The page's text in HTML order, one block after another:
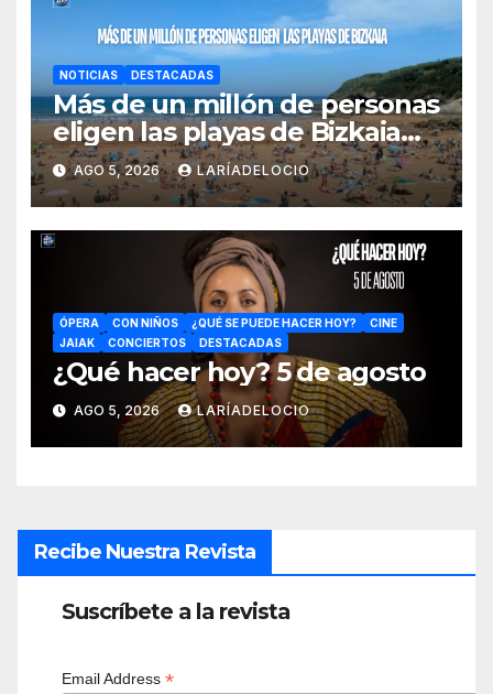
NOTICIAS DESTACADAS
Más de un millón de personas
eligen las playas de Bizkaia
en la primera mitad de la
temporada
AGO 5, 2026 LARÍADELOCIO
ÓPERA CON NIÑOS ¿QUÉ SE PUEDE HACER HOY?
CINE
JAIAK
CONCIERTOS DESTACADAS
¿Qué hacer hoy? 5 de agosto
AGO 5, 2026 LARÍADELOCIO
Recibe Nuestra Revista
Suscríbete a la revista
Email Address *